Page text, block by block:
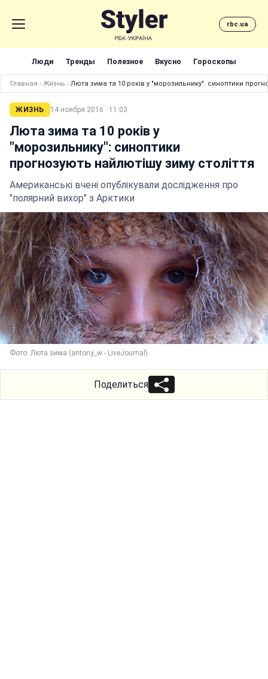
rbc.ua
Люди Тренды Полезное Вкусно Гороскопы
Главная › Жизнь › Люта зима та 10 років у "морозильнику": синоптики
ЖИЗНЬ 14 ноября 2016 · 11:03
Люта зима та 10 років у
"морозильнику": синоптики
прогнозують найлютішу зиму століття
Американські вчені опублікували дослідження про
"полярний вихор" з Арктики
Фото: Люта зима (antony_w - LiveJournal)
Поделиться